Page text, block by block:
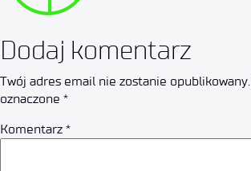
2025-02-26
Dodaj komentarz
Twój adres email nie zostanie opublikowany.
oznaczone *
Komentarz *